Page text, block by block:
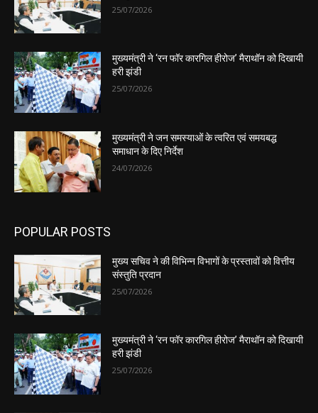
25/07/2026
मुख्यमंत्री ने ‘रन फॉर कारगिल हीरोज’ मैराथॉन को दिखायी
हरी झंडी
25/07/2026
मुख्यमंत्री ने जन समस्याओं के त्वरित एवं समयबद्ध
समाधान के दिए निर्देश
24/07/2026
POPULAR POSTS
मुख्य सचिव ने की विभिन्न विभागों के प्रस्तावों को वित्तीय
संस्तुति प्रदान
25/07/2026
मुख्यमंत्री ने ‘रन फॉर कारगिल हीरोज’ मैराथॉन को दिखायी
हरी झंडी
25/07/2026